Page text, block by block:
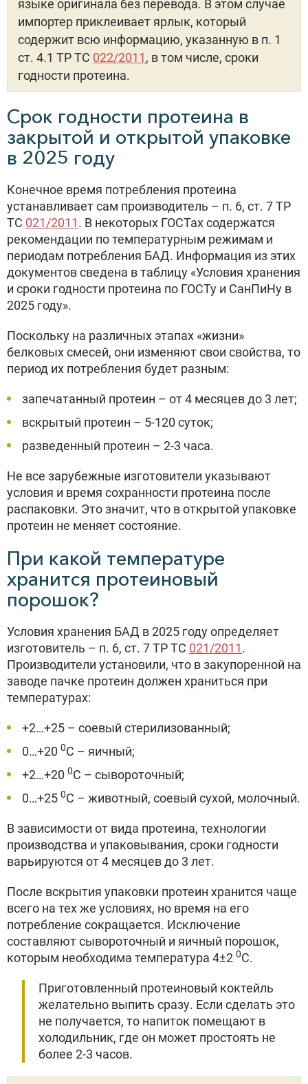
языке оригинала без перевода. В этом случае
импортер приклеивает ярлык, который
содержит всю информацию, указанную в п. 1
ст. 4.1 ТР ТС 022/2011, в том числе, сроки
годности протеина.
Срок годности протеина в
закрытой и открытой упаковке
в 2025 году
Конечное время потребления протеина
устанавливает сам производитель – п. 6, ст. 7 ТР
ТС 021/2011. В некоторых ГОСТах содержатся
рекомендации по температурным режимам и
периодам потребления БАД. Информация из этих
документов сведена в таблицу «Условия хранения
и сроки годности протеина по ГОСТу и СанПиНу в
2025 году».
Поскольку на различных этапах «жизни»
белковых смесей, они изменяют свои свойства, то
период их потребления будет разным:
запечатанный протеин – от 4 месяцев до 3 лет;
вскрытый протеин – 5-120 суток;
разведенный протеин – 2-3 часа.
Не все зарубежные изготовители указывают
условия и время сохранности протеина после
распаковки. Это значит, что в открытой упаковке
протеин не меняет состояние.
При какой температуре
хранится протеиновый
порошок?
Условия хранения БАД в 2025 году определяет
изготовитель – п. 6, ст. 7 ТР ТС 021/2011.
Производители установили, что в закупоренной на
заводе пачке протеин должен храниться при
температурах:
+2…+25 – соевый стерилизованный;
0…+20 0С – яичный;
+2…+20 0С – сывороточный;
0…+25 0С – животный, соевый сухой, молочный.
В зависимости от вида протеина, технологии
производства и упаковывания, сроки годности
варьируются от 4 месяцев до 3 лет.
После вскрытия упаковки протеин хранится чаще
всего на тех же условиях, но время на его
потребление сокращается. Исключение
составляют сывороточный и яичный порошок,
которым необходима температура 4±2 0С.
Приготовленный протеиновый коктейль
желательно выпить сразу. Если сделать это
не получается, то напиток помещают в
холодильник, где он может простоять не
более 2-3 часов.